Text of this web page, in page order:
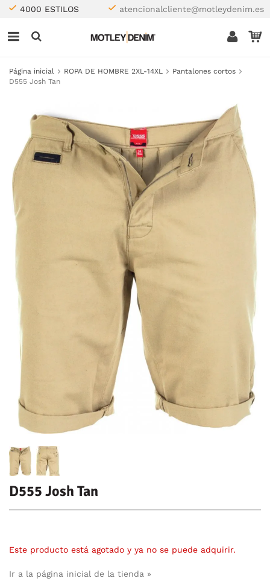
4000 ESTILOS atencionalcliente@motleydenim.es
Página inicial ROPA DE HOMBRE 2XL-14XL
Pantalones cortos
D555 Josh Tan
D555 Josh Tan
Este producto está agotado y ya no se puede adquirir.
Ir a la página inicial de la tienda »